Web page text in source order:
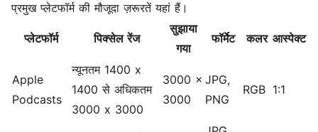
प्रमुख प्लेटफॉर्म की मौजूदा ज़रूरतें यहां हैं।
प्लेटफॉर्म पिक्सेल रेंज
सुझाया
गया
फॉर्मेट कलर आस्पेक्ट
Apple
Podcasts
न्यूनतम 1400 x
1400 से अधिकतम
3000 x 3000
3000 x
3000
JPG,
PNG
RGB 1:1